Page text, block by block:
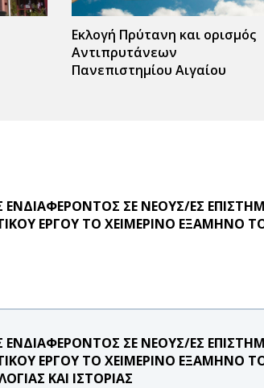
Εκλογή Πρύτανη και ορισμός
Αντιπρυτάνεων
Πανεπιστημίου Αιγαίου
ΣΕ ΝΕΟΥΣ/ΕΣ
ΕΡΓΟΥ ΤΟ ΧΕΙΜΕΡΙΝΟ ΕΞΑΜΗΝΟ
ΣΕ ΝΕΟΥΣ/ΕΣ
ΕΡΓΟΥ ΤΟ ΧΕΙΜΕΡΙΝΟ ΕΞΑΜΗΝΟ
ΚΑΙ ΙΣΤΟΡΙΑΣ